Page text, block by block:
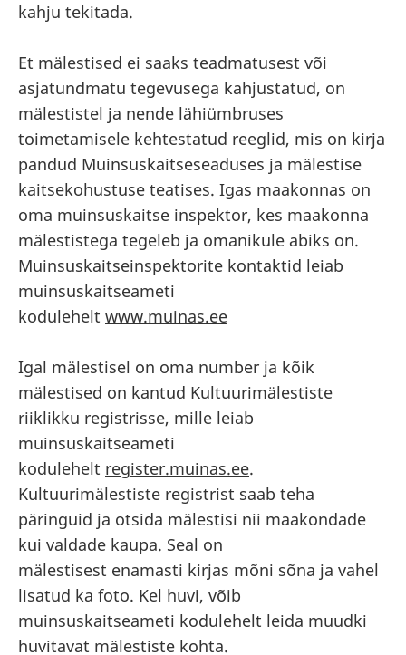
kahju tekitada.
Et mälestised ei saaks teadmatusest või
asjatundmatu tegevusega kahjustatud, on
mälestistel ja nende lähiümbruses
toimetamisele kehtestatud reeglid, mis on kirja
pandud Muinsuskaitseseaduses ja mälestise
kaitsekohustuse teatises. Igas maakonnas on
oma muinsuskaitse inspektor, kes maakonna
mälestistega tegeleb ja omanikule abiks on.
Muinsuskaitseinspektorite kontaktid leiab
muinsuskaitseameti
kodulehelt www.muinas.ee
Igal mälestisel on oma number ja kõik
mälestised on kantud Kultuurimälestiste
riiklikku registrisse, mille leiab
muinsuskaitseameti
kodulehelt register.muinas.ee.
Kultuurimälestiste registrist saab teha
päringuid ja otsida mälestisi nii maakondade
kui valdade kaupa. Seal on
mälestisest enamasti kirjas mõni sõna ja vahel
lisatud ka foto. Kel huvi, võib
muinsuskaitseameti kodulehelt leida muudki
huvitavat mälestiste kohta.